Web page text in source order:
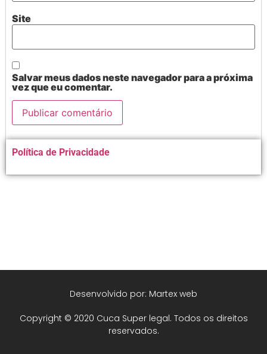
Site
Salvar meus dados neste navegador para a próxima
vez que eu comentar.
Alternative:
Política de Privacidade
Copyright © 2020 Cuca Super legal. Todos os direitos
reservados.
Desenvolvido por: Martex web